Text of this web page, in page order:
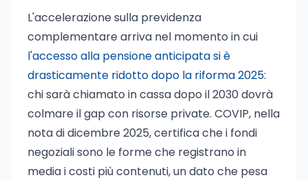
L'accelerazione sulla previdenza
complementare arriva nel momento in cui
l'accesso alla pensione anticipata si è
drasticamente ridotto dopo la riforma 2025:
chi sarà chiamato in cassa dopo il 2030 dovrà
colmare il gap con risorse private. COVIP, nella
nota di dicembre 2025, certifica che i fondi
negoziali sono le forme che registrano in
media i costi più contenuti, un dato che pesa